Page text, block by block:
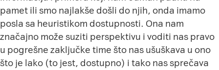
pamet ili smo najlakše došli do njih, onda imamo
posla sa heuristikom dostupnosti. Ona nam
značajno može suziti perspektivu i voditi nas pravo
u pogrešne zaključke time što nas ušuškava u ono
što je lako (to jest, dostupno) i tako nas sprečava